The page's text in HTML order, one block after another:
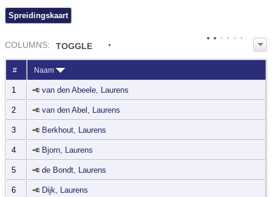
Spreidingskaart
COLUMNS: TOGGLE
# Naam
1 van den Abeele, Laurens
2 van den Abel, Laurens
3 Berkhout, Laurens
4 Bjorn, Laurens
5 de Bondt, Laurens
6 Dijk, Laurens